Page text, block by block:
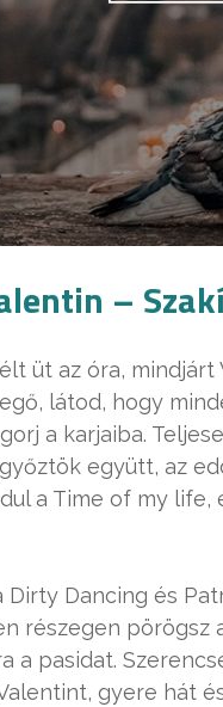
–
üt az óra,
látod, hogy
a karjaiba.
együtt, az
a Time of my life,
Dirty Dancing és
részegen pörögsz
a pasidat.
gyere hát